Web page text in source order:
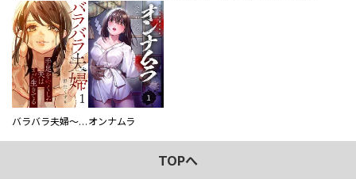
バラバラ夫婦～手足をなくした夫はまだ生きてる オンナムラ
TOPへ